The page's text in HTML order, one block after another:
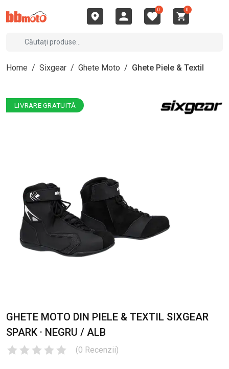
0 0
Home / Sixgear / Ghete Moto / Ghete Piele & Textil
LIVRARE GRATUITĂ
GHETE MOTO DIN PIELE & TEXTIL SIXGEAR
SPARK · NEGRU / ALB
(0 Recenzii)